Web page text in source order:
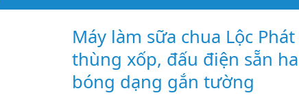
Máy làm sữa chua Lộc
thùng xốp, đấu điện sẵn
bóng dạng gắn tường